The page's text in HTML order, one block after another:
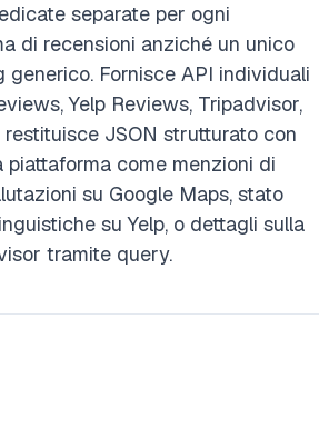
separate per ogni
di recensioni anziché un unico
generico. Fornisce API individuali
Yelp Reviews, Tripadvisor,
JSON strutturato con
piattaforma come menzioni di
su Google Maps, stato
su Yelp, o dettagli sulla
tramite query.